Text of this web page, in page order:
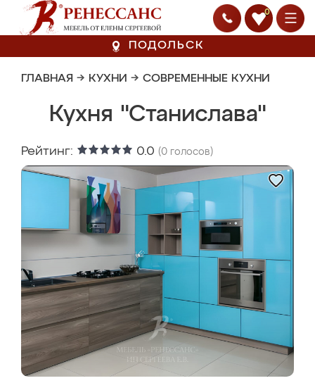
0
ПОДОЛЬСК
ГЛАВНАЯ → КУХНИ → СОВРЕМЕННЫЕ КУХНИ
Кухня "Станислава"
Рейтинг: 0.0 (0 голосов)